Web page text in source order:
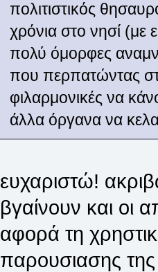
πολιτιστικός
χρόνια στο νησί (με
πολύ όμορφες
που περπατώντας
φιλαρμονικές να
άλλα όργανα να
ευχαριστώ!
βγαίνουν και οι
αφορά τη
παρουσιασης